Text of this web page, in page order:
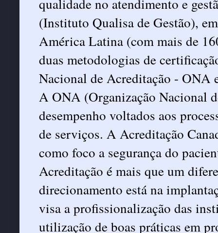
(Instituto Qualisa de Gestão),
América Latina (com mais de
duas metodologias de
Nacional de Acreditação - ONA
A ONA (Organização Nacional
desempenho voltados aos
de serviços. A Acreditação
como foco a segurança do
Acreditação é mais que um
direcionamento está na
visa a profissionalização das
utilização de boas práticas em